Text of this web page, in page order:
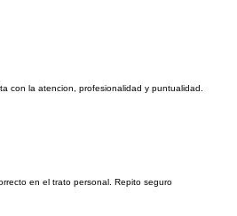
con la atencion, profesionalidad y puntualidad.
en el trato personal. Repito seguro